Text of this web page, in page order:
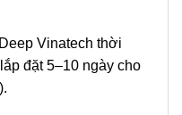
Vinatech thời
đặt 5–10 ngày cho